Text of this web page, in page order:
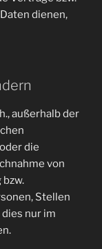
dienen,
außerhalb der
die
von
Stellen
nur im